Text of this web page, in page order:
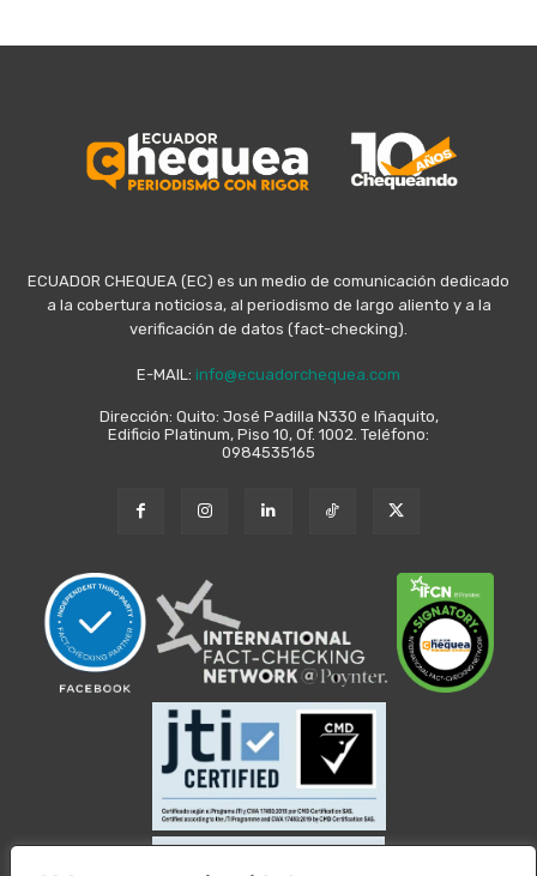
ECUADOR CHEQUEA (EC) es un medio de comunicación dedicado
a la cobertura noticiosa, al periodismo de largo aliento y a la
verificación de datos (fact-checking).
E-MAIL: info@ecuadorchequea.com
Dirección: Quito: José Padilla N330 e Iñaquito,
Edificio Platinum, Piso 10, Of. 1002. Teléfono:
0984535165